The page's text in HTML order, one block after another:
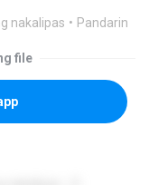
nakalipas Pandarin
file